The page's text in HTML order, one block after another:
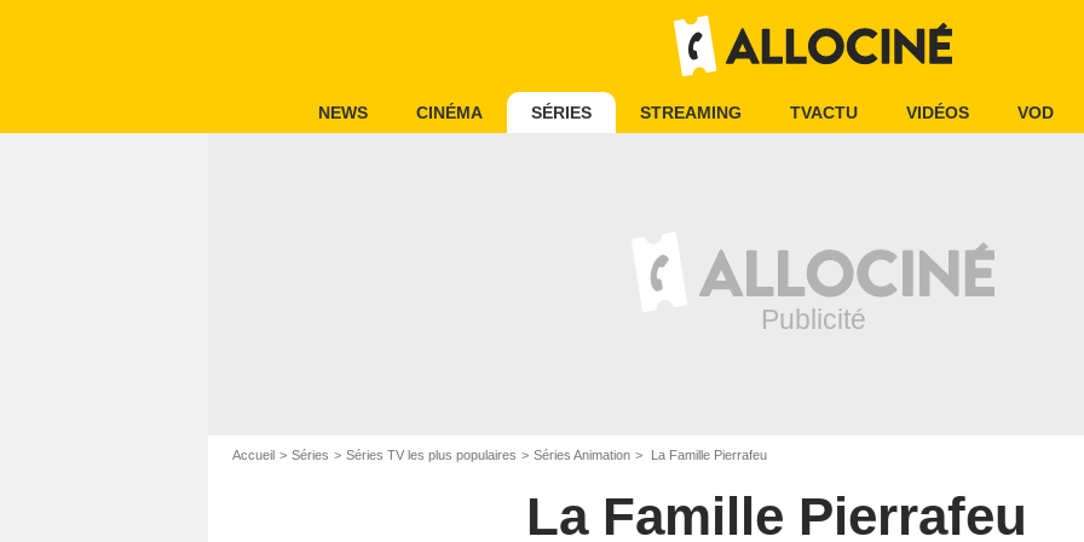
NEWS CINÉMA SÉRIES STREAMING TVACTU VIDÉOS VOD
Accueil Séries Séries TV les plus populaires Séries Animation La Famille Pierrafeu
La Famille Pierrafeu